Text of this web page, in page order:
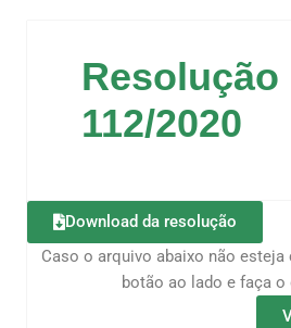
Resolução
112/2020
Download da resolução
Caso o arquivo abaixo não esteja
botão ao lado e faça o